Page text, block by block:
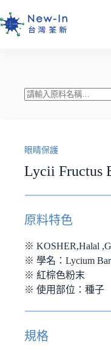
至
主
符
合
條
件
結
眼睛保護
Lycii Fructus
原料特色
※ KOSHER,Halal
※ 學名：Lycium
※ 紅棕色粉末
※ 使用部位：種子
規格